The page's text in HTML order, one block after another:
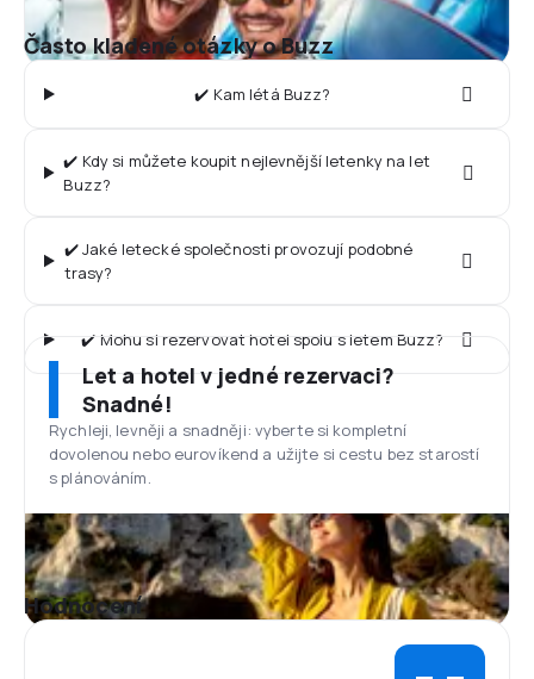
Často kladené otázky o Buzz
✔️ Kam létá Buzz?
✔️ Kdy si můžete koupit nejlevnější letenky na let
Buzz?
✔️ Jaké letecké společnosti provozují podobné
trasy?
✔️ Mohu si rezervovat hotel spolu s letem Buzz?
Let a hotel v jedné rezervaci?
Snadné!
Rychleji, levněji a snadněji: vyberte si kompletní
dovolenou nebo eurovíkend a užijte si cestu bez starostí
s plánováním.
Hodnocení